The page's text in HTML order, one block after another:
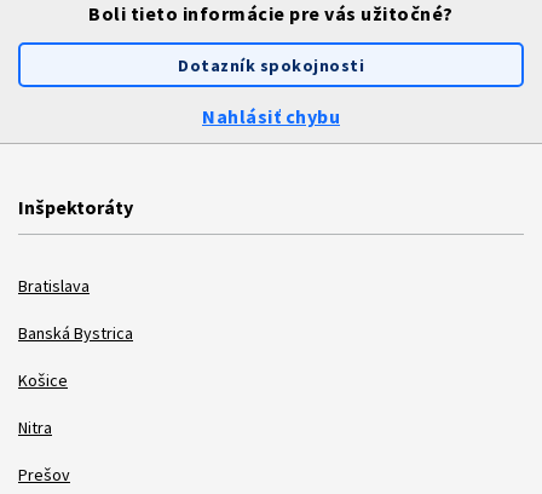
Boli tieto informácie pre vás užitočné?
Dotazník spokojnosti
Nahlásiť chybu
Inšpektoráty
Bratislava
Banská Bystrica
Košice
Nitra
Prešov